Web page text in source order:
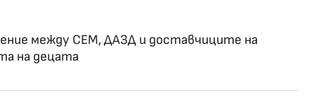
между СЕМ, ДАЗД и доставчиците на
на децата